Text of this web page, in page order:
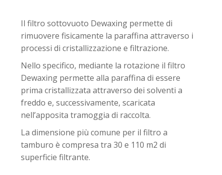
Il filtro sottovuoto Dewaxing permette di
rimuovere fisicamente la paraffina attraverso i
processi di cristallizzazione e filtrazione.
Nello specifico, mediante la rotazione il filtro
Dewaxing permette alla paraffina di essere
prima cristallizzata attraverso dei solventi a
freddo e, successivamente, scaricata
nell’apposita tramoggia di raccolta.
La dimensione più comune per il filtro a
tamburo è compresa tra 30 e 110 m2 di
superficie filtrante.